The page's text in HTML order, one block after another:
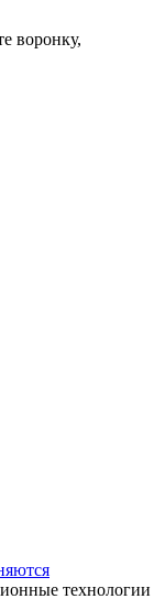
воронку,
технологии